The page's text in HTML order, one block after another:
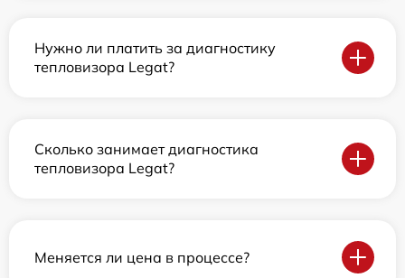
Нужно ли платить за диагностику
тепловизора Legat?
Сколько занимает диагностика
тепловизора Legat?
Меняется ли цена в процессе?